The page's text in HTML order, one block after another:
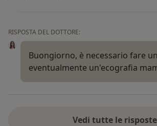
RISPOSTA DEL DOTTORE:
Buongiorno, è necessario fare
eventualmente un'ecografia
Vedi tutte le risposte